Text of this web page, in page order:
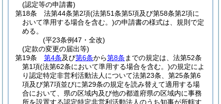
(認定等の申請書)
第18条
法第44条第2項(法第51条第5項及び第58条第2項に
おいて準用する場合を含む。)の申請書の様式は、規則で定
める。
(平23条例47・全改)
(定款の変更の届出等)
第19条
第4条及び第6条から第8条 までの規定は、法第52条
第1項(法第62条において準用する場合を含む。)の規定によ
り認定特定非営利活動法人について法第23条、第25条第6
項及び第7項並びに第29条の規定を読み替えて適用する場
合において、県の区域内及び他の都道府県の区域内に事務
所を設置する認定特定非営利活動法人のうち知事が所轄す